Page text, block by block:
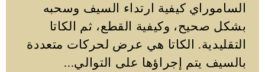
الساموراي كيفية ارتداء السيف وسحبه
بشكل صحيح، وكيفية القطع، ثم الكاتا
التقليدية. الكاتا هي عرض لحركات متعددة
بالسيف يتم إجراؤها على التوالي...